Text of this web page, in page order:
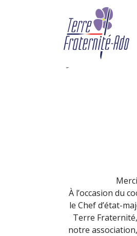
Remise
novembre
By Terre
À l’occasion du
le Chef d’état-
Terre
notre